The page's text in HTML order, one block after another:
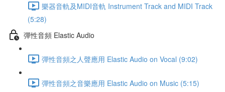
樂器音軌及MIDI音軌 Instrument Track and MIDI Track
(5:28)
彈性音頻 Elastic Audio
彈性音頻之人聲應用 Elastic Audio on Vocal (9:02)
彈性音頻之音樂應用 Elastic Audio on Music (5:15)